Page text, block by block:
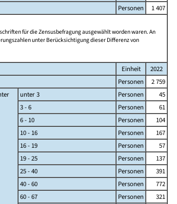
Personen
1 407
für die Zensusbefragung ausgewählt worden waren. An
unter Berücksichtigung dieser Differenz von
Einheit
2022
Personen
2 759
unter 3 Personen
45
3 - 6
Personen
61
6 - 10
Personen
104
10 - 16
Personen
167
16 - 19
Personen
57
19 - 25
Personen
137
25 - 40
Personen
391
40 - 60
Personen
772
60 - 67
Personen
321